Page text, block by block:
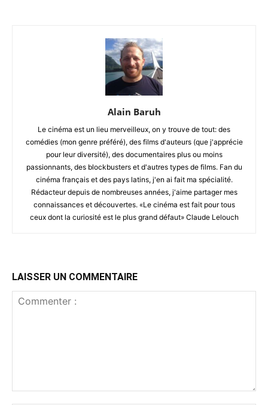
Alain Baruh
Le cinéma est un lieu merveilleux, on y trouve de tout: des
comédies (mon genre préféré), des films d'auteurs (que j'apprécie
pour leur diversité), des documentaires plus ou moins
passionnants, des blockbusters et d'autres types de films. Fan du
cinéma français et des pays latins, j'en ai fait ma spécialité.
Rédacteur depuis de nombreuses années, j'aime partager mes
connaissances et découvertes. «Le cinéma est fait pour tous
ceux dont la curiosité est le plus grand défaut» Claude Lelouch
LAISSER UN COMMENTAIRE